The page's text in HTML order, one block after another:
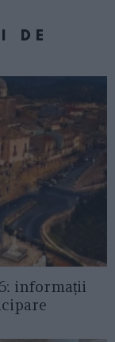
DE
informații